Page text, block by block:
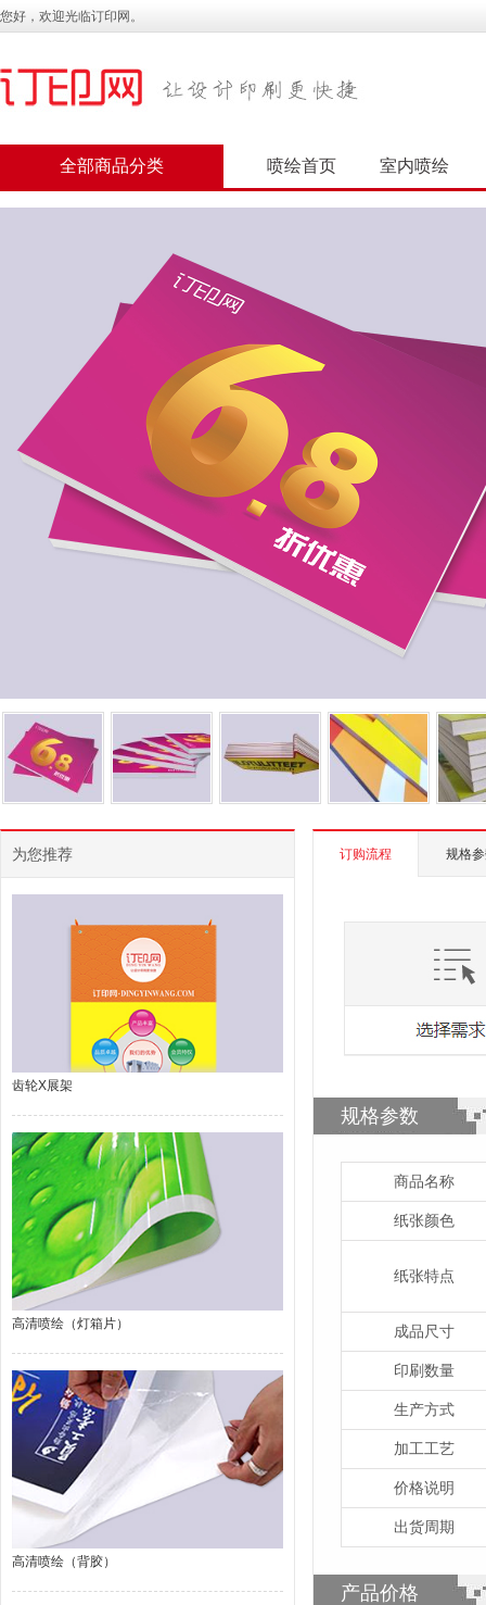
您好，欢迎光临订印网。
全部商品分类 喷绘首页 室内喷绘
为您推荐
齿轮X展架
高清喷绘（灯箱片）
高清喷绘（背胶）
订购流程 规格
规格参数
商品名称
纸张颜色
纸张特点
成品尺寸
印刷数量
生产方式
加工工艺
价格说明
出货周期
产品价格